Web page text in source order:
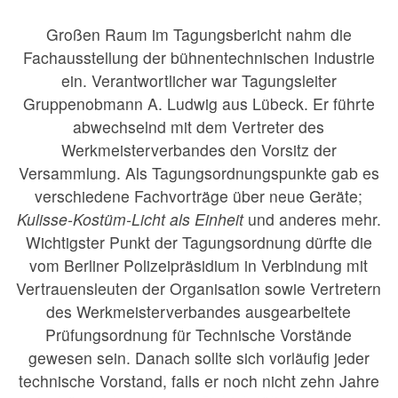
Großen Raum im Tagungsbericht nahm die
Fachausstellung der bühnentechnischen Industrie
ein. Verantwortlicher war Tagungsleiter
Gruppenobmann A. Ludwig aus Lübeck. Er führte
abwechselnd mit dem Vertreter des
Werkmeisterverbandes den Vorsitz der
Versammlung. Als Tagungsordnungspunkte gab es
verschiedene Fachvorträge über neue Geräte;
Kulisse-Kostüm-Licht als Einheitund anderes mehr.
Wichtigster Punkt der Tagungsordnung dürfte die
vom Berliner Polizeipräsidium in Verbindung mit
Vertrauensleuten der Organisation sowie Vertretern
des Werkmeisterverbandes ausgearbeitete
Prüfungsordnung für Technische Vorstände
gewesen sein. Danach sollte sich vorläufig jeder
technische Vorstand, falls er noch nicht zehn Jahre